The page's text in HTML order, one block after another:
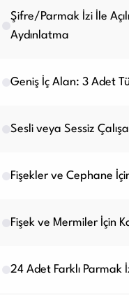
Şifre/Parmak İzi İle
Aydınlatma
Geniş İç Alan: 3 Adet
Sesli veya Sessiz
Fişekler ve Cephane
Fişek ve Mermiler İçin
24 Adet Farklı Parmak